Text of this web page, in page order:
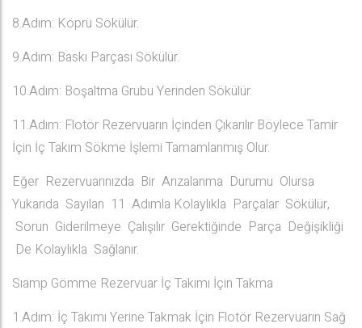
8.Adım: Köprü Sökülür.
9.Adım: Baskı Parçası Sökülür.
10.Adım: Boşaltma Grubu Yerinden Sökülür.
11.Adım: Flotör Rezervuarın İçinden Çıkarılır Böylece Tamir
İçin İç Takım Sökme İşlemi Tamamlanmış Olur.
Eğer Rezervuarınızda Bir Arızalanma Durumu Olursa
Yukarıda Sayılan 11 Adımla Kolaylıkla Parçalar Sökülür,
Sorun Giderilmeye Çalışılır Gerektiğinde Parça Değişikliği
De Kolaylıkla Sağlanır.
Sıamp Gömme Rezervuar İç Takımı İçin Takma
1.Adım: İç Takımı Yerine Takmak İçin Flotör Rezervuarın Sağ